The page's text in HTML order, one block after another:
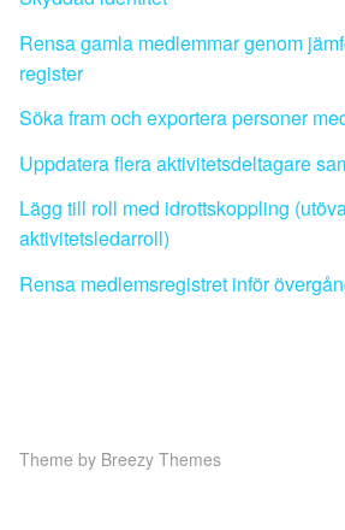
Rensa gamla medlemmar genom
register
Söka fram och exportera personer
Uppdatera flera aktivitetsdeltagare
Lägg till roll med idrottskoppling
aktivitetsledarroll)
Rensa medlemsregistret inför
Theme by Breezy Themes